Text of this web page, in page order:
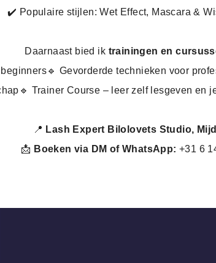
✔️ Populaire stijlen: Wet Effect, Mascara &
Daarnaast bied ik trainingen en
🔹 Gevorderde technieken voor
🔹 Trainer Course – leer zelf lesgeven en
📍 Lash Expert Bilolovets Studio,
📩 Boeken via DM of WhatsApp: +31 6